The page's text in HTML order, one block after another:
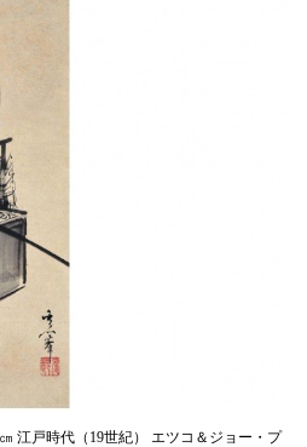
江戸時代（19世紀） エツコ＆ジョー・プ